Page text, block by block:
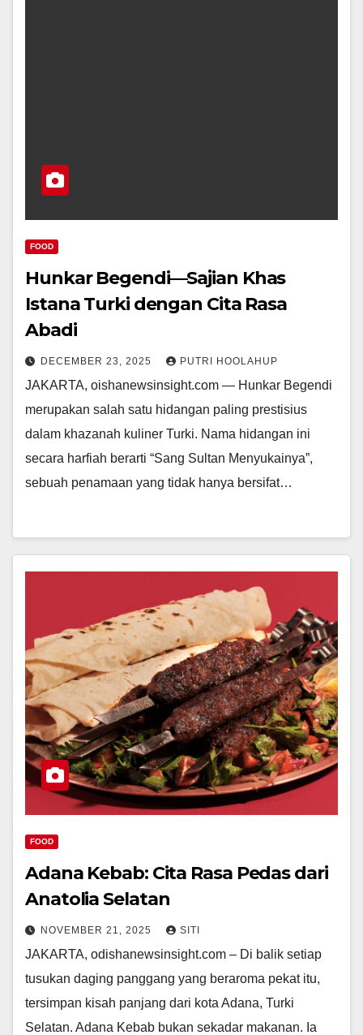
FOOD
Hunkar Begendi—Sajian Khas
Istana Turki dengan Cita Rasa
Abadi
DECEMBER 23, 2025 PUTRI HOOLAHUP
JAKARTA, oishanewsinsight.com — Hunkar Begendi
merupakan salah satu hidangan paling prestisius
dalam khazanah kuliner Turki. Nama hidangan ini
secara harfiah berarti “Sang Sultan Menyukainya”,
sebuah penamaan yang tidak hanya bersifat…
FOOD
Adana Kebab: Cita Rasa Pedas dari
Anatolia Selatan
NOVEMBER 21, 2025 SITI
JAKARTA, odishanewsinsight.com – Di balik setiap
tusukan daging panggang yang beraroma pekat itu,
tersimpan kisah panjang dari kota Adana, Turki
Selatan. Adana Kebab bukan sekadar makanan. Ia